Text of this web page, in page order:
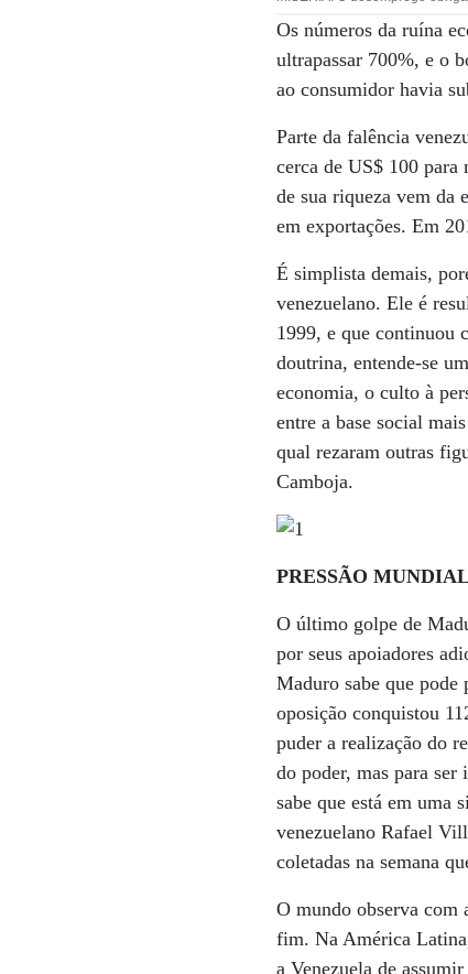
Os números da ruína
ultrapassar 700%, e o
ao consumidor havia
Parte da falência
cerca de US$ 100
de sua riqueza vem da
em exportações. Em
É simplista demais,
venezuelano. Ele é
1999, e que continuou
doutrina, entende-se
economia, o culto à
entre a base social
qual rezaram outras
Camboja.
PRESSÃO
O último golpe de
por seus apoiadores
Maduro sabe que pode
oposição conquistou
puder a realização do
do poder, mas para
sabe que está em
venezuelano Rafael
coletadas na semana
O mundo observa com
fim. Na América
a Venezuela de